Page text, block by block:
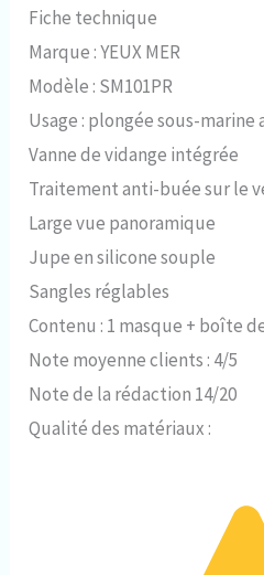
Fiche technique
Marque : YEUX MER
Modèle : SM101PR
Usage : plongée sous-marine
Vanne de vidange intégrée
Traitement anti-buée sur le
Large vue panoramique
Jupe en silicone souple
Sangles réglables
Contenu : 1 masque + boîte
Note moyenne clients : 4/5
Note de la rédaction 14/20
Qualité des matériaux :